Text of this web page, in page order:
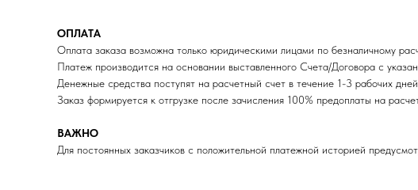
ОПЛАТА
Оплата заказа возможна только юридическими лицами по безналичному
Платеж производится на основании выставленного Счета/Договора с
Денежные средства поступят на расчетный счет в течение 1-3 рабочих
Заказ формируется к отгрузке после зачисления 100% предоплаты на
ВАЖНО
Для постоянных заказчиков с положительной платежной историей